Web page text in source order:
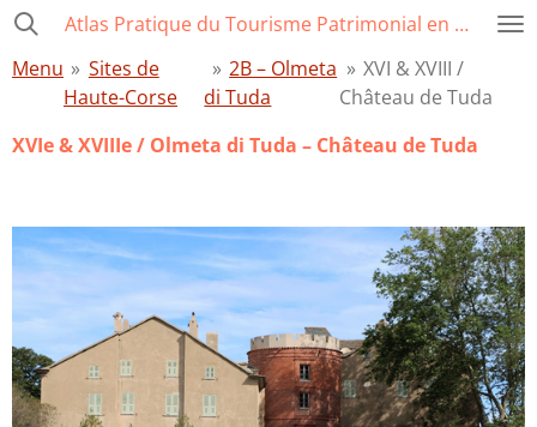
Passer
contenu
principal
Atlas Pratique du Tourisme Patrimonial en Corse
Menu » Sites de
Haute-Corse
» 2B – Olmeta
di Tuda
» XVI & XVIII /
Château de Tuda
XVIe & XVIIIe / Olmeta di Tuda – Château de Tuda